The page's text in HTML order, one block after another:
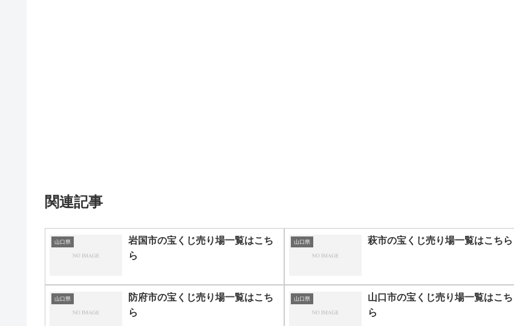
関連記事
山口県
岩国市の宝くじ売り場一覧はこち
ら
山口県 萩市の宝くじ売り場一覧はこちら
山口県
防府市の宝くじ売り場一覧はこち
ら
山口県
山口市の宝くじ売り場一覧はこち
ら